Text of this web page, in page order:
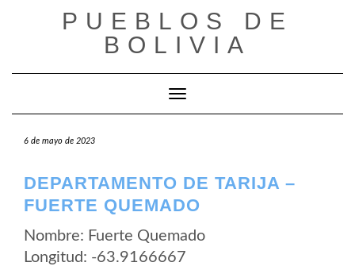
PUEBLOS DE
BOLIVIA
Cambiar modo de navegación
6 de mayo de 2023
DEPARTAMENTO DE TARIJA –
FUERTE QUEMADO
Nombre: Fuerte Quemado
Longitud: -63.9166667